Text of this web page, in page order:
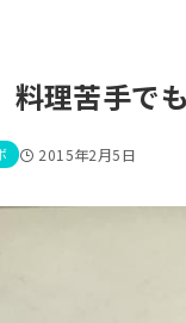
料理苦手で
2015年2月5日